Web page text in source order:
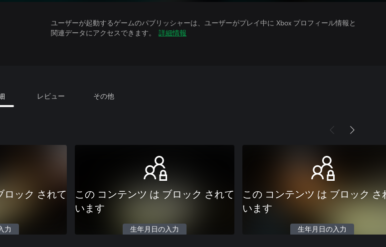
ユーザーが起動するゲームのパブリッシャーは、ユーザーがプレイ中に Xbox プロフィール情報と
関連データにアクセスできます。
詳細情報
レビュー その他
ロック されて
力
この コンテンツ は ブロック されて
います
生年月日の入力
この コンテンツ は ブロック さ
います
生年月日の入力